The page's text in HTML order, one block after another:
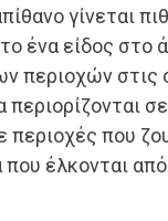
γίνεται
ένα είδος στο
περιοχών στις
περιορίζονται
που
που έλκονται